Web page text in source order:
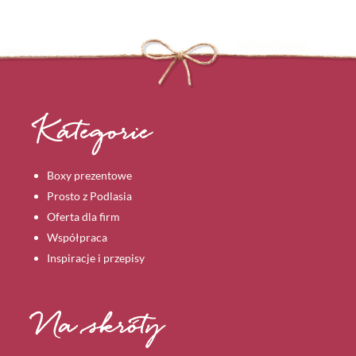
Kategorie
Boxy prezentowe
Prosto z Podlasia
Oferta dla firm
Współpraca
Inspiracje i przepisy
Na skróty